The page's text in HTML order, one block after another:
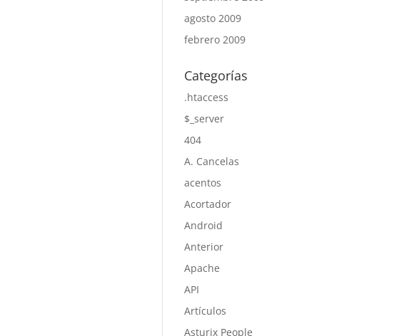
agosto 2009
febrero 2009
Categorías
.htaccess
$_server
404
A. Cancelas
acentos
Acortador
Android
Anterior
Apache
API
Artículos
Asturix People